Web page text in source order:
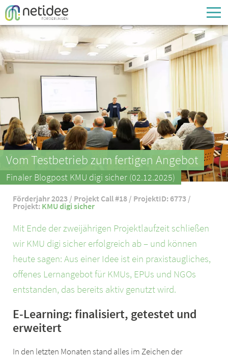
Enter your username or email address
Passwort
Passwort vergessen
Vom Testbetrieb zum fertigen Angebot
Finaler Blogpost KMU digi sicher (02.12.2025)
Förderjahr 2023 / Projekt Call #18 / ProjektID: 6773 /
Projekt: KMU digi sicher
Mit Ende der zweijährigen Projektlaufzeit schließen
wir KMU digi sicher erfolgreich ab – und können
heute sagen: Aus einer Idee ist ein praxistaugliches,
offenes Lernangebot für KMUs, EPUs und NGOs
entstanden, das bereits aktiv genutzt wird.
E-Learning: finalisiert, getestet und
erweitert
In den letzten Monaten stand alles im Zeichen der